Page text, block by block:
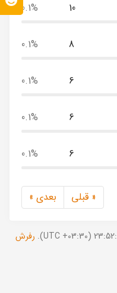
10
0.1%
8
0.1%
6
0.1%
6
0.1%
6
0.1%
« قبلی بعدی »
رفرش